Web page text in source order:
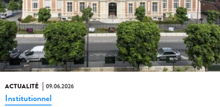
ACTUALITÉ 09.06.2026
Institutionnel